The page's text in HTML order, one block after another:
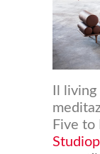
Il
Five to